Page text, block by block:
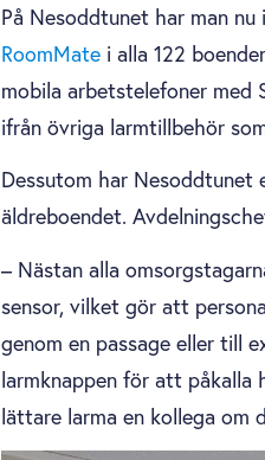
På Nesoddtunet har man
RoomMate i alla 122
mobila arbetstelefoner med
ifrån övriga larmtillbehör
Dessutom har Nesoddtunet
äldreboendet.
– Nästan alla
sensor, vilket gör att
genom en passage eller till
larmknappen för att påkalla
lättare larma en kollega om